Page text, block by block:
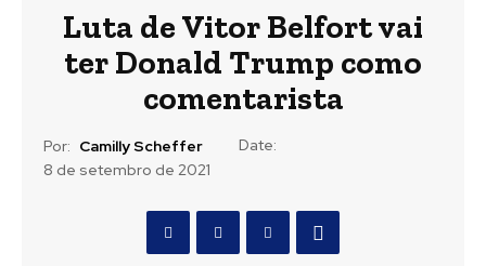
Luta de Vitor Belfort vai
ter Donald Trump como
comentarista
Por: Camilly Scheffer
Date:
8 de setembro de 2021